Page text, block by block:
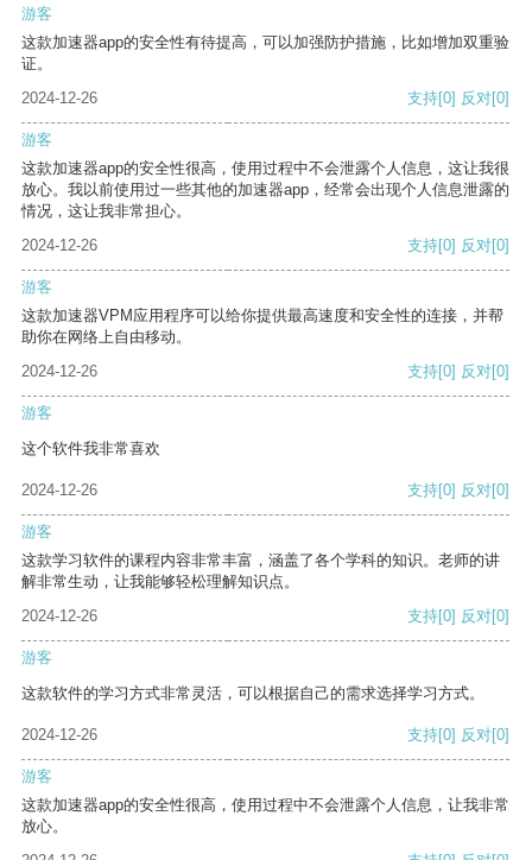
游客
这款加速器app的安全性有待提高，可以加强防护措施，比如增加双重验
证。
2024-12-26
支持[0] 反对[0]
游客
这款加速器app的安全性很高，使用过程中不会泄露个人信息，这让我很
放心。我以前使用过一些其他的加速器app，经常会出现个人信息泄露的
情况，这让我非常担心。
2024-12-26
支持[0] 反对[0]
游客
这款加速器VPM应用程序可以给你提供最高速度和安全性的连接，并帮
助你在网络上自由移动。
2024-12-26
支持[0] 反对[0]
游客
这个软件我非常喜欢
2024-12-26 支持[0] 反对[0]
游客
这款学习软件的课程内容非常丰富，涵盖了各个学科的知识。老师的讲
解非常生动，让我能够轻松理解知识点。
2024-12-26
支持[0] 反对[0]
游客
这款软件的学习方式非常灵活，可以根据自己的需求选择学习方式。
2024-12-26 支持[0] 反对[0]
游客
这款加速器app的安全性很高，使用过程中不会泄露个人信息，让我非常
放心。